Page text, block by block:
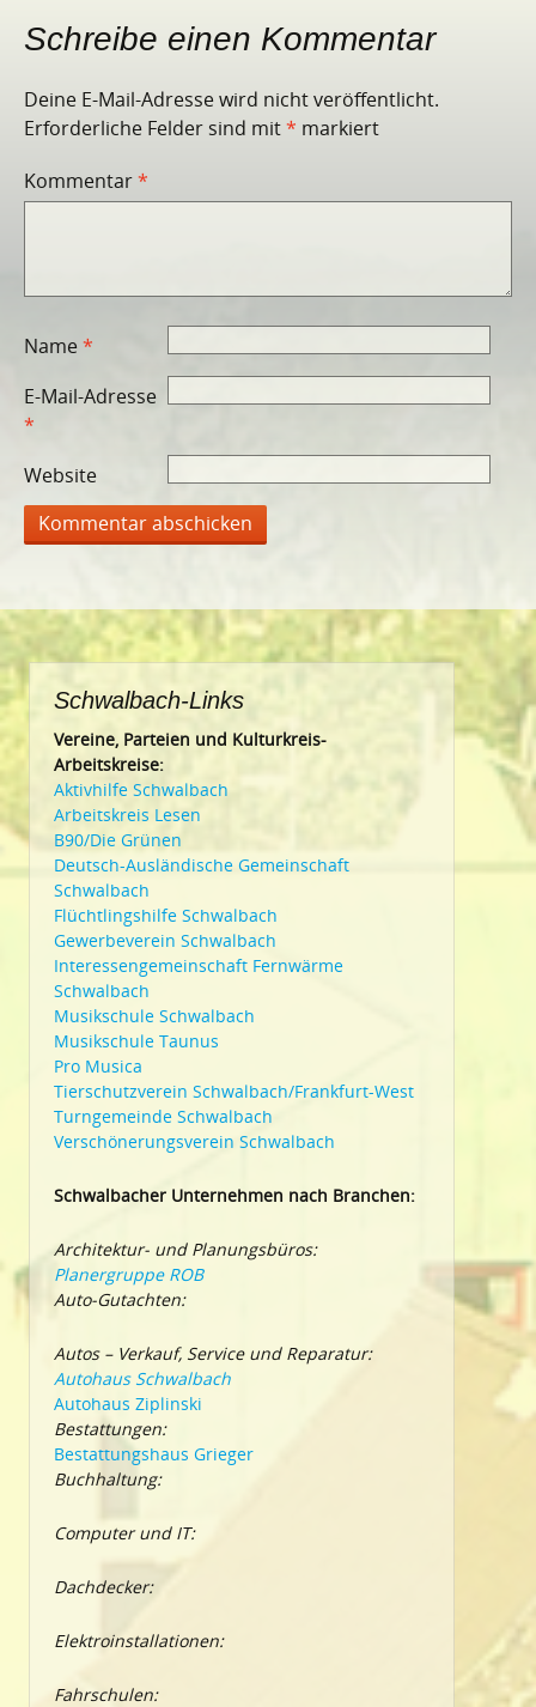
Schreibe einen Kommentar
Deine E-Mail-Adresse wird nicht veröffentlicht.
Erforderliche Felder sind mit* markiert
Kommentar*
Name*
E-Mail-Adresse
*
Website
Schwalbach-Links
Vereine, Parteien und Kulturkreis-
Arbeitskreise:
Aktivhilfe Schwalbach
Arbeitskreis Lesen
B90/Die Grünen
Deutsch-Ausländische Gemeinschaft
Schwalbach
Flüchtlingshilfe Schwalbach
Gewerbeverein Schwalbach
Interessengemeinschaft Fernwärme
Schwalbach
Musikschule Schwalbach
Musikschule Taunus
Pro Musica
Tierschutzverein Schwalbach/Frankfurt-West
Turngemeinde Schwalbach
Verschönerungsverein Schwalbach
Schwalbacher Unternehmen nach Branchen:
Architektur- und Planungsbüros:
Planergruppe ROB
Auto-Gutachten:
Autos – Verkauf, Service und Reparatur:
Autohaus Schwalbach
Autohaus Ziplinski
Bestattungen:
Bestattungshaus Grieger
Buchhaltung:
Computer und IT:
Dachdecker:
Elektroinstallationen:
Fahrschulen: